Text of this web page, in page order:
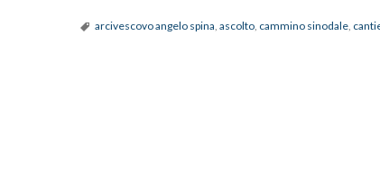
arcivescovo angelo spina, ascolto, cammino sinodale,